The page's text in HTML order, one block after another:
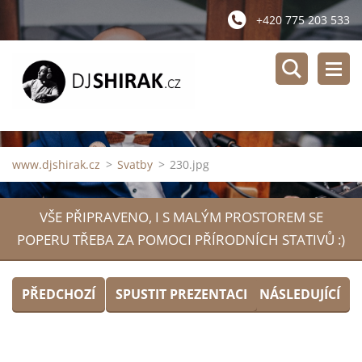
+420 775 203 533
www.djshirak.cz > Svatby > 230.jpg
VŠE PŘIPRAVENO, I S MALÝM PROSTOREM SE
POPERU TŘEBA ZA POMOCI PŘÍRODNÍCH STATIVŮ :)
PŘEDCHOZÍ SPUSTIT PREZENTACI NÁSLEDUJÍCÍ